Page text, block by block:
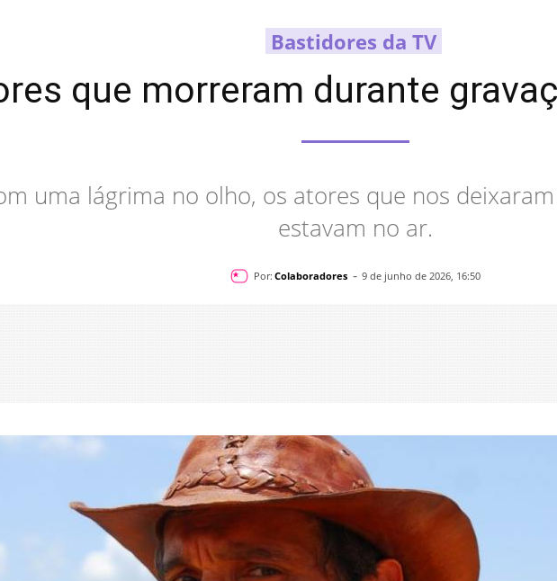
Bastidores da TV
que morreram durante
uma lágrima no olho, os atores que nos
estavam no ar.
Por: Colaboradores - 9 de junho de 2026, 16:50